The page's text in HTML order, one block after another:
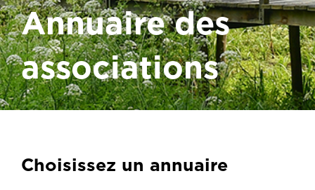
Annuaire des
associations
Choisissez un annuaire